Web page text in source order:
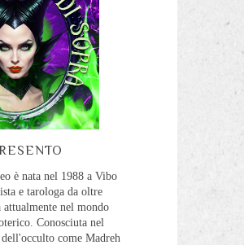
è nata nel 1988 a Vibo
e tarologa da oltre
nel mondo
Conosciuta nel
come Madreh